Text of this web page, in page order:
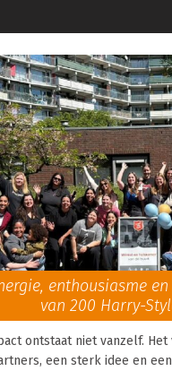
enthousiasme
van 200 Harry-
ontstaat niet vanzelf. Het
een sterk idee en